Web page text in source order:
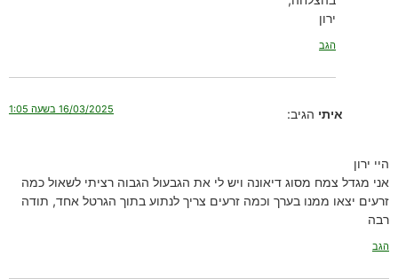
ירון
הגב
איתי הגיב: 16/03/2025 בשעה 1:05
היי ירון
אני מגדל צמח מסוג דיאונה ויש לי את הגבעול הגבוה רציתי לשאול כמה
זרעים יצאו ממנו בערך וכמה זרעים צריך לנתוע בתוך הגרטל אחד, תודה
רבה
הגב